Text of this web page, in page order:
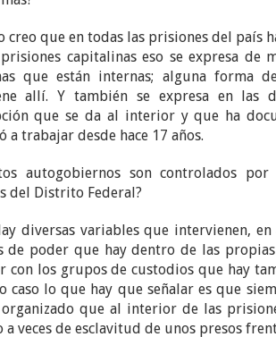
creo que en todas las prisiones del país
capitalinas eso se expresa de
que están internas; alguna forma
allí. Y también se expresa en las
que se da al interior y que ha
a trabajar desde hace 17 años.
autogobiernos son controlados
del Distrito Federal?
diversas variables que intervienen,
de poder que hay dentro de las
con los grupos de custodios que hay
caso lo que hay que señalar es que
que al interior de las
a veces de esclavitud de unos presos